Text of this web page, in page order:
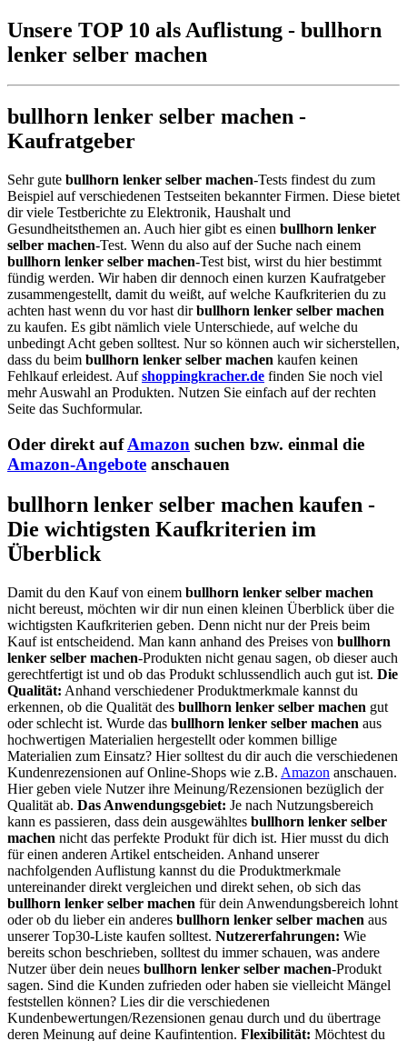
Unsere TOP 10 als Auflistung - bullhorn
lenker selber machen
bullhorn lenker selber machen -
Kaufratgeber
Sehr gute bullhorn lenker selber machen-Tests findest du zum
Beispiel auf verschiedenen Testseiten bekannter Firmen. Diese bietet
dir viele Testberichte zu Elektronik, Haushalt und
Gesundheitsthemen an. Auch hier gibt es einen bullhorn lenker
selber machen-Test. Wenn du also auf der Suche nach einem
bullhorn lenker selber machen-Test bist, wirst du hier bestimmt
fündig werden. Wir haben dir dennoch einen kurzen Kaufratgeber
zusammengestellt, damit du weißt, auf welche Kaufkriterien du zu
achten hast wenn du vor hast dirbullhorn lenker selber machen
zu kaufen. Es gibt nämlich viele Unterschiede, auf welche du
unbedingt Acht geben solltest. Nur so können auch wir sicherstellen,
dass du beim bullhorn lenker selber machen kaufen keinen
Fehlkauf erleidest. Aufshoppingkracher.de finden Sie noch viel
mehr Auswahl an Produkten. Nutzen Sie einfach auf der rechten
Seite das Suchformular.
Oder direkt aufAmazon suchen bzw. einmal die
Amazon-Angebote anschauen
bullhorn lenker selber machen kaufen -
Die wichtigsten Kaufkriterien im
Überblick
Damit du den Kauf von einem bullhorn lenker selber machen
nicht bereust, möchten wir dir nun einen kleinen Überblick über die
wichtigsten Kaufkriterien geben. Denn nicht nur der Preis beim
Kauf ist entscheidend. Man kann anhand des Preises von bullhorn
lenker selber machen-Produkten nicht genau sagen, ob dieser auch
gerechtfertigt ist und ob das Produkt schlussendlich auch gut ist. Die
Qualität: Anhand verschiedener Produktmerkmale kannst du
erkennen, ob die Qualität des bullhorn lenker selber machen gut
oder schlecht ist. Wurde das bullhorn lenker selber machen aus
hochwertigen Materialien hergestellt oder kommen billige
Materialien zum Einsatz? Hier solltest du dir auch die verschiedenen
Kundenrezensionen auf Online-Shops wie z.B. Amazon anschauen.
Hier geben viele Nutzer ihre Meinung/Rezensionen bezüglich der
Qualität ab. Das Anwendungsgebiet: Je nach Nutzungsbereich
kann es passieren, dass dein ausgewähltes bullhorn lenker selber
machen nicht das perfekte Produkt für dich ist. Hier musst du dich
für einen anderen Artikel entscheiden. Anhand unserer
nachfolgenden Auflistung kannst du die Produktmerkmale
untereinander direkt vergleichen und direkt sehen, ob sich das
bullhorn lenker selber machen für dein Anwendungsbereich lohnt
oder ob du lieber ein anderes bullhorn lenker selber machen aus
unserer Top30-Liste kaufen solltest. Nutzererfahrungen: Wie
bereits schon beschrieben, solltest du immer schauen, was andere
Nutzer über dein neues bullhorn lenker selber machen-Produkt
sagen. Sind die Kunden zufrieden oder haben sie vielleicht Mängel
feststellen können? Lies dir die verschiedenen
Kundenbewertungen/Rezensionen genau durch und du übertrage
deren Meinung auf deine Kaufintention. Flexibilität: Möchtest du